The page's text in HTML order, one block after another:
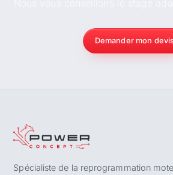
Demander mon
Spécialiste de la reprogrammation